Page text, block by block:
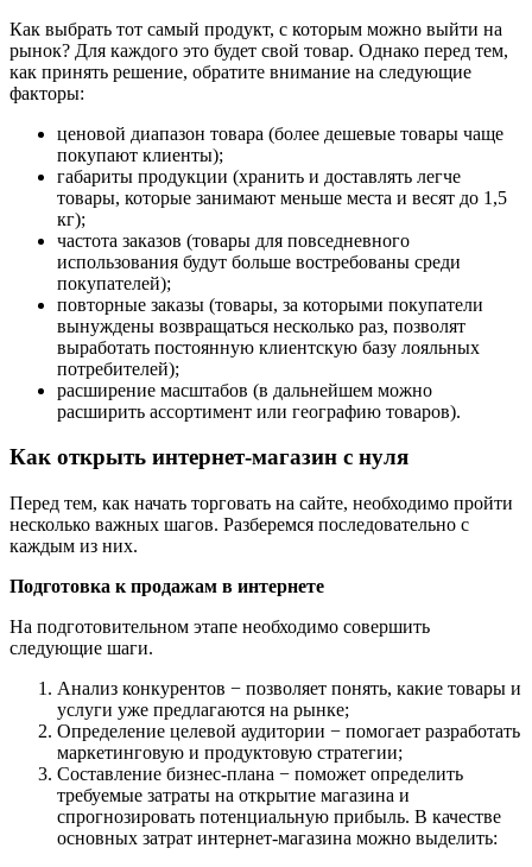
Как выбрать тот самый продукт, с которым можно выйти на
рынок? Для каждого это будет свой товар. Однако перед тем,
как принять решение, обратите внимание на следующие
факторы:
ценовой диапазон товара (более дешевые товары чаще
покупают клиенты);
габариты продукции (хранить и доставлять легче
товары, которые занимают меньше места и весят до 1,5
кг);
частота заказов (товары для повседневного
использования будут больше востребованы среди
покупателей);
повторные заказы (товары, за которыми покупатели
вынуждены возвращаться несколько раз, позволят
выработать постоянную клиентскую базу лояльных
потребителей);
расширение масштабов (в дальнейшем можно
расширить ассортимент или географию товаров).
Как открыть интернет-магазин с нуля
Перед тем, как начать торговать на сайте, необходимо пройти
несколько важных шагов. Разберемся последовательно с
каждым из них.
Подготовка к продажам в интернете
На подготовительном этапе необходимо совершить
следующие шаги.
Анализ конкурентов − позволяет понять, какие товары и
услуги уже предлагаются на рынке;
Определение целевой аудитории − помогает разработать
маркетинговую и продуктовую стратегии;
Составление бизнес-плана − поможет определить
требуемые затраты на открытие магазина и
спрогнозировать потенциальную прибыль. В качестве
основных затрат интернет-магазина можно выделить: